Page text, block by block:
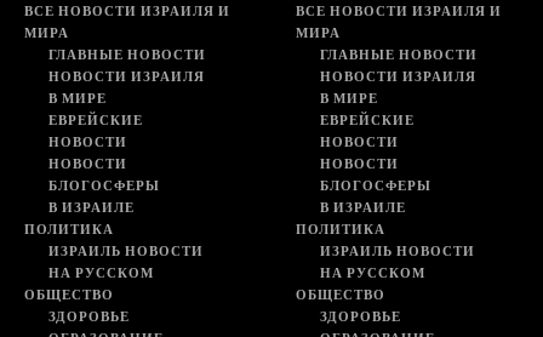
ВСЕ НОВОСТИ ИЗРАИЛЯ И
МИРА
ГЛАВНЫЕ НОВОСТИ
НОВОСТИ ИЗРАИЛЯ
В МИРЕ
ЕВРЕЙСКИЕ
НОВОСТИ
НОВОСТИ
БЛОГОСФЕРЫ
В ИЗРАИЛЕ
ПОЛИТИКА
ИЗРАИЛЬ НОВОСТИ
НА РУССКОМ
ОБЩЕСТВО
ЗДОРОВЬЕ
ВСЕ НОВОСТИ ИЗРАИЛЯ И
МИРА
ГЛАВНЫЕ НОВОСТИ
НОВОСТИ ИЗРАИЛЯ
В МИРЕ
ЕВРЕЙСКИЕ
НОВОСТИ
НОВОСТИ
БЛОГОСФЕРЫ
В ИЗРАИЛЕ
ПОЛИТИКА
ИЗРАИЛЬ НОВОСТИ
НА РУССКОМ
ОБЩЕСТВО
ЗДОРОВЬЕ